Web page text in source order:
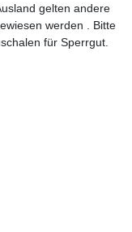
gelten andere
werden . Bitte
für Sperrgut.